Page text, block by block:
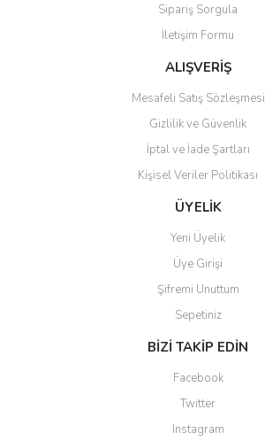
Ürün bilgilerinde hatalar bulunuyor.
Ürün fiyatı diğer sitelerden daha pahalı.
Bu ürüne benzer farklı alternatifler olmalı.
Gönder
Sipariş Sorgula
İletişim Formu
ALIŞVERİŞ
Mesafeli Satış Sözleşmesi
Gizlilik ve Güvenlik
İptal ve İade Şartları
Kişisel Veriler Politikası
ÜYELİK
Yeni Üyelik
Üye Girişi
Şifremi Unuttum
Sepetiniz
BİZİ TAKİP EDİN
Facebook
Twitter
Instagram